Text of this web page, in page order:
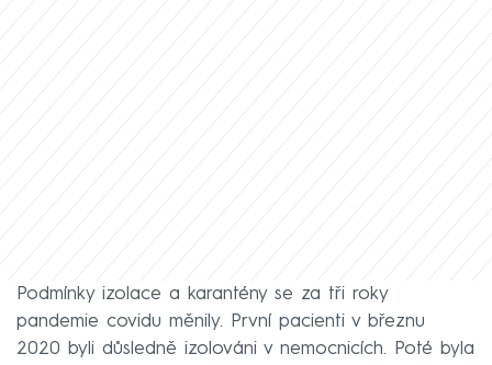
Podmínky izolace a karantény se za tři roky
pandemie covidu měnily. První pacienti v březnu
2020 byli důsledně izolováni v nemocnicích. Poté byla